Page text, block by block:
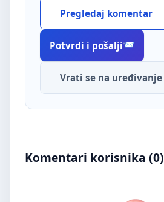
Pregledaj komentar
Potvrdi i pošalji
Vrati se na uređivanje
Komentari korisnika (0)